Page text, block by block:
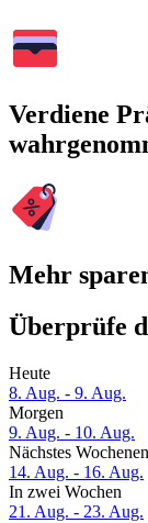
Verdiene
Mehr
Überprüfe
Heute
8. Aug. - 9. Aug.
Morgen
9. Aug. - 10. Aug.
Nächstes
14. Aug. - 16. Aug.
In zwei Wochen
21. Aug. - 23. Aug.